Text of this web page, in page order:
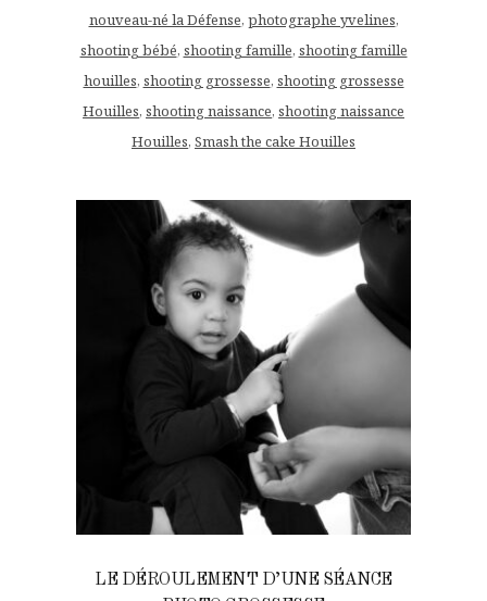
nouveau-né la Défense, photographe yvelines,
shooting bébé, shooting famille, shooting famille
houilles, shooting grossesse, shooting grossesse
Houilles, shooting naissance, shooting naissance
Houilles, Smash the cake Houilles
LE DÉROULEMENT D’UNE SÉANCE